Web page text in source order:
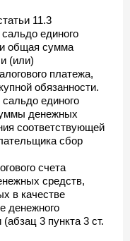
11.3
единого
общая сумма
(или)
платежа,
обязанности.
единого
денежных
соответствующей
сбор
счета
средств,
в качестве
денежного
3 пункта 3 ст.